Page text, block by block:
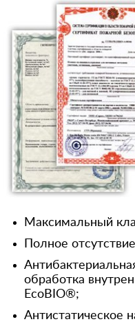
Максимальный
Полное
обработка
EcoBIO®;
Антистатическое